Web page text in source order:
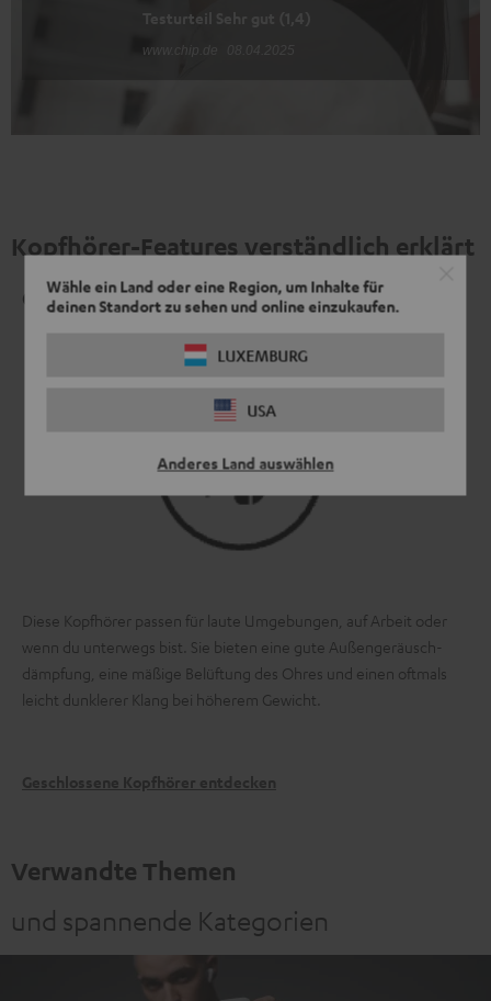
Wähle ein Land oder eine Region, um Inhalte für
deinen Standort zu sehen und online einzukaufen.
LUXEMBURG
USA
Anderes Land auswählen
Testurteil Sehr gut (1,4)
www.chip.de
Kopfhörer-Features verständlich erklärt
Geschlossen
Diese Kopfhörer passen für laute Umgebungen, auf Arbeit oder
wenn du unterwegs bist. Sie bieten eine gute Außen­geräusch­
dämpfung, eine mäßige Belüftung des Ohres und einen oftmals
leicht dunklerer Klang bei höherem Gewicht.
Geschlossene Kopfhörer entdecken
Verwandte Themen
und spannende Kategorien